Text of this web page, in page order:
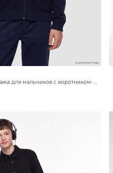
Кардиган из трикотажа для мальчиков с воротником-стойкой